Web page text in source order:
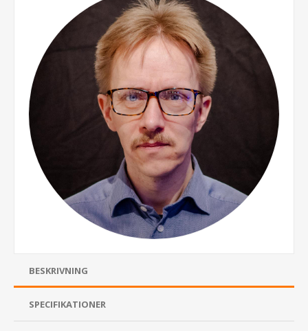
BESKRIVNING
SPECIFIKATIONER